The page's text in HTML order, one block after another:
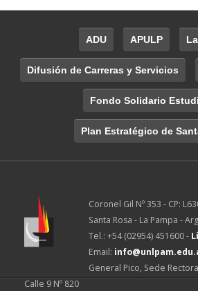
ADU APULP
Difusión de Carreras y Servicios
Fondo Solidario
Plan Estratégico de
Coronel Gil Nº 353 - CP:
Santa Rosa - La Pampa -
Tel.: +54 (02954) 451600 -
Email:
General Pico, Sede
Calle 9 Nº 820